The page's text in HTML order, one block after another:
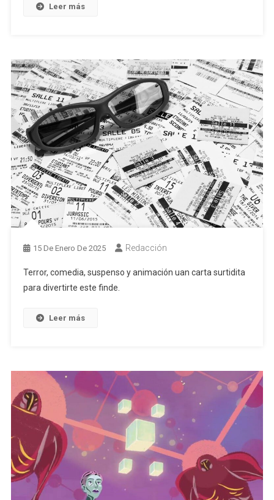
Leer más
15 De Enero De 2025 Redacción
Terror, comedia, suspenso y animación uan carta surtidita
para divertirte este finde.
Leer más